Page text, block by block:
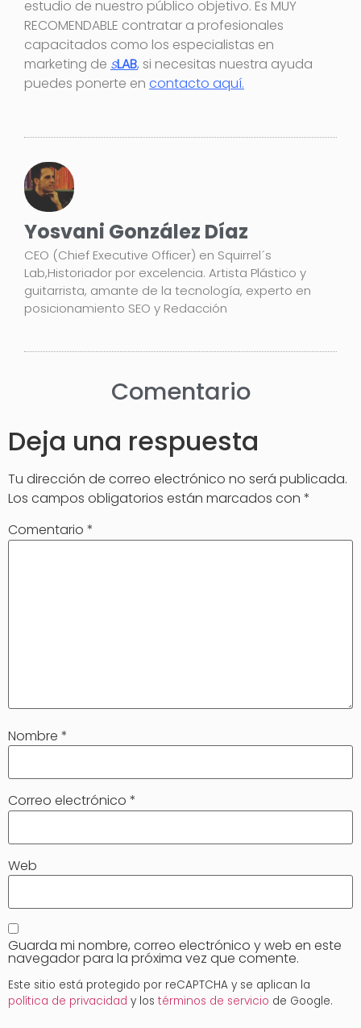
estudio de nuestro público objetivo. Es MUY
RECOMENDABLE contratar a profesionales
capacitados como los especialistas en
marketing de sLAB, si necesitas nuestra ayuda
puedes ponerte en contacto aquí.
Yosvani González Díaz
CEO (Chief Executive Officer) en Squirrel´s
Lab,Historiador por excelencia. Artista Plástico y
guitarrista, amante de la tecnología, experto en
posicionamiento SEO y Redacción
Comentario
Deja una respuesta
Tu dirección de correo electrónico no será publicada.
Los campos obligatorios están marcados con *
Comentario *
Nombre *
Correo electrónico *
Web
Guarda mi nombre, correo electrónico y web en este
navegador para la próxima vez que comente.
Este sitio está protegido por reCAPTCHA y se aplican la
política de privacidad y los términos de servicio de Google.